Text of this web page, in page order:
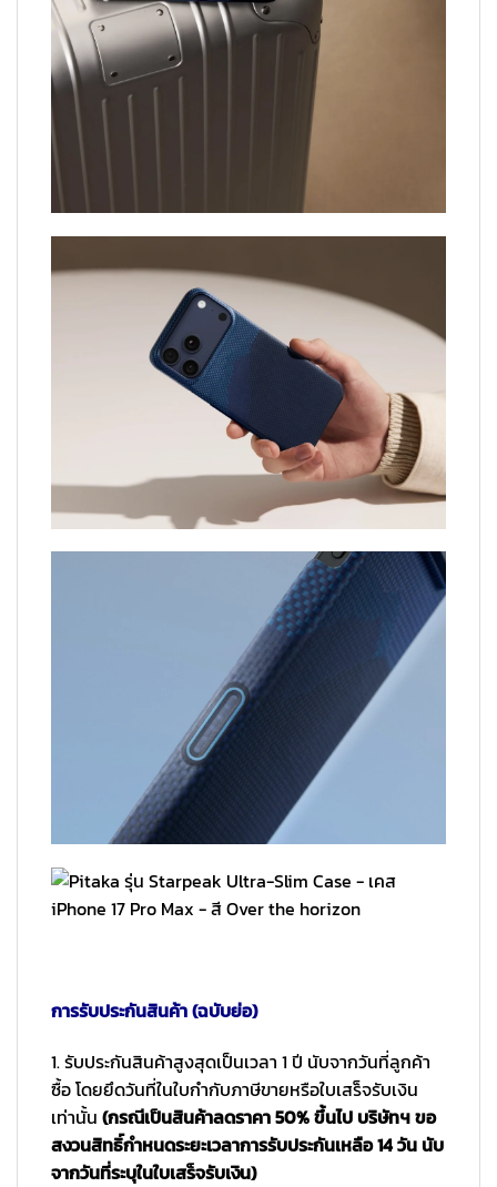
การรับประกันสินค้า (ฉบับย่อ)
1. รับประกันสินค้าสูงสุดเป็นเวลา 1 ปี นับจากวันที่ลูกค้า
ซื้อ โดยยึดวันที่ในใบกำกับภาษีขายหรือใบเสร็จรับเงิน
เท่านั้น (กรณีเป็นสินค้าลดราคา 50% ขึ้นไป บริษัทฯ ขอ
สงวนสิทธิ์กำหนดระยะเวลาการรับประกันเหลือ 14 วัน นับ
จากวันที่ระบุในใบเสร็จรับเงิน)